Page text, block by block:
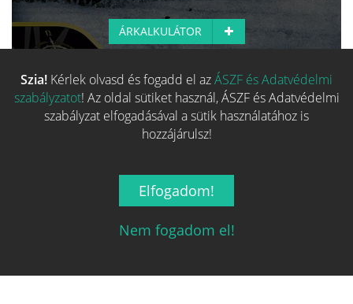
ÁRKALKULÁTOR
Több hasonló játék keresése
Szia! Kérlek olvasd és fogadd el azÁSZF és Adatvédelmi
szabályzatot! Az oldal sütiket használ, ÁSZF és Adatvédelmi
szabályzat elfogadásával a sütik használatához is
hozzájárulsz!
Elfogadom!
Nem fogadom el!